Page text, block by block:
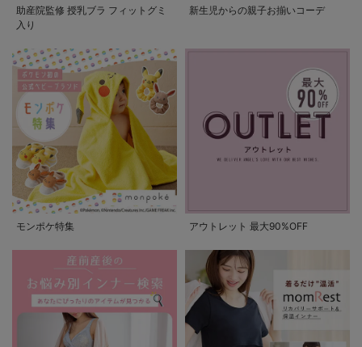
助産院監修 授乳ブラ フィットグミ
入り
新生児からの親子お揃いコーデ
モンポケ特集 アウトレット 最大90%OFF